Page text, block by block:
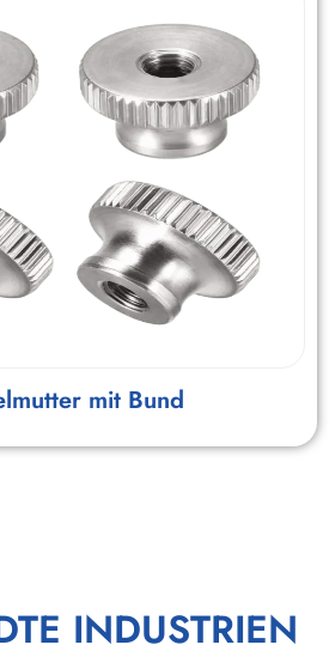
mit Bund
INDUSTRIEN